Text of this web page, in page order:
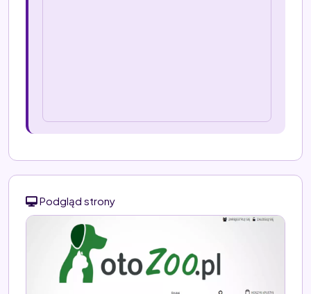
Podgląd strony